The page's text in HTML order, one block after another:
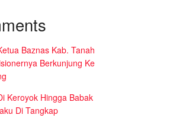
Baznas Kab. Tanah
Berkunjung Ke
Keroyok Hingga Babak
Di Tangkap